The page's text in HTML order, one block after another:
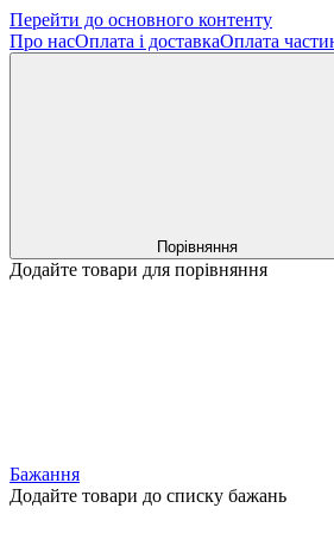
Перейти до основного контенту
Про насОплата і доставкаОплата
Порівняння
Додайте товари для порівняння
Бажання
Додайте товари до списку бажань